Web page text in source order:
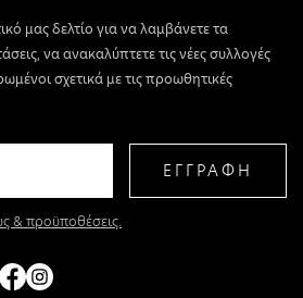
μας δελτίο για να λαμβάνετε τα
να ανακαλύπτετε τις νέες συλλογές
σχετικά με τις προωθητικές
ΕΓΓΡΑΦΗ
& προϋποθέσεις.